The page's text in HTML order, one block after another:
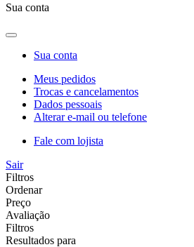
Sua conta
Sua conta
Meus pedidos
Trocas e cancelamentos
Dados pessoais
Alterar e-mail ou telefone
Fale com lojista
Sair
Filtros
Ordenar
Preço
Avaliação
Filtros
Resultados para